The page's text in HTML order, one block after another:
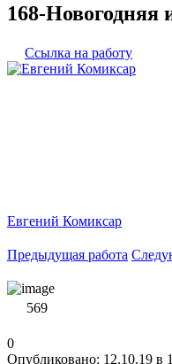
168-Новогодняя
Ссылка на работу
Евгений Комиксар
Предыдущая работа
569
0
Опубликовано: 12.10.19 в